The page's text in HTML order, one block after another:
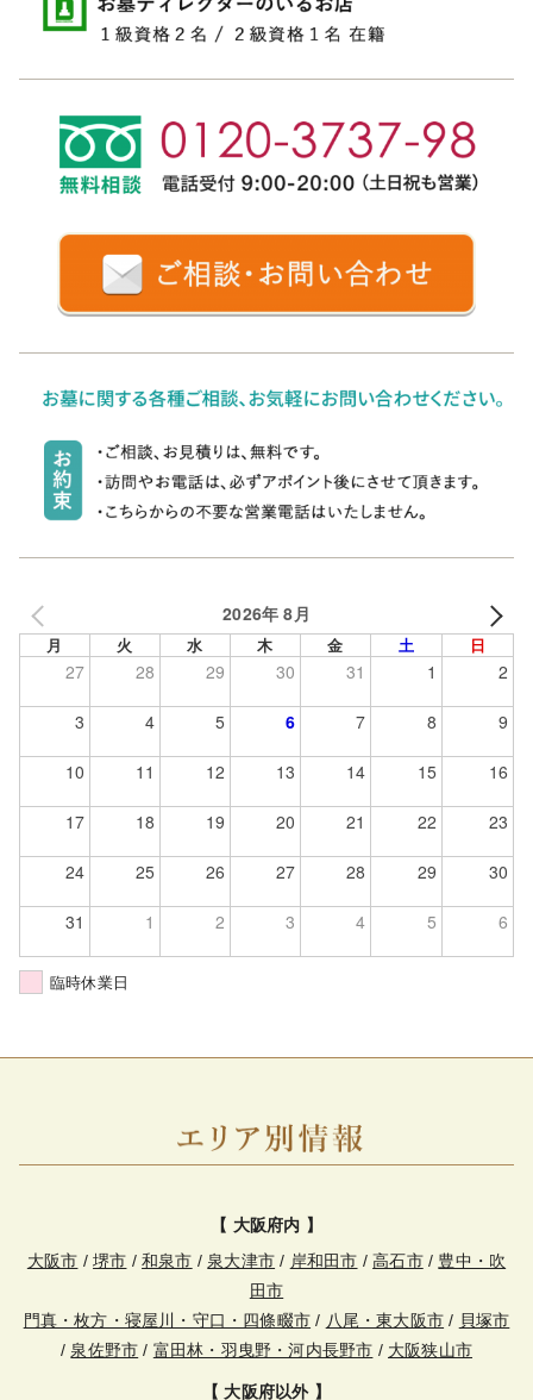
2026年 8月
月 火 水 木 金 土 日
27 28 29 30 31 1 2
3 4 5 6 7 8 9
10 11 12 13 14 15 16
17 18 19 20 21 22 23
24 25 26 27 28 29 30
31 1 2 3 4 5 6
臨時休業日
【 大阪府内 】
大阪市 /堺市 /和泉市 / 泉大津市 / 岸和田市 /高石市/ 豊中・吹
田市
門真・枚方・寝屋川・守口・四條畷市 / 八尾・東大阪市 / 貝塚市
/ 泉佐野市 / 富田林・羽曳野・河内長野市 / 大阪狭山市
【 大阪府以外 】